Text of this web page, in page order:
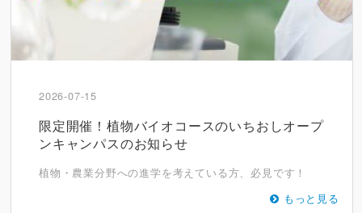
2026-07-15
限定開催！植物バイオコースのいちおしオープ
ンキャンパスのお知らせ
植物・農業分野への進学を考えている方、必見です！
もっと見る